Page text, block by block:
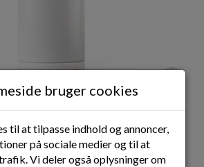
bruger cookies
til at tilpasse indhold og annoncer,
på sociale medier og til at
Vi deler også oplysninger om